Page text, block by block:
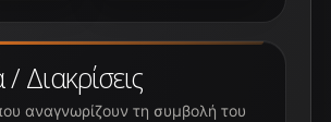
Διακρίσεις
αναγνωρίζουν τη συμβολή του